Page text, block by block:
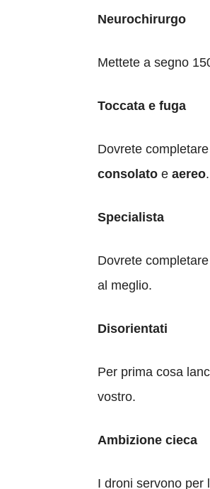
Neurochirurgo
Mettete a segno
Toccata e fuga
Dovrete
consolato e aereo.
Specialista
Dovrete
al meglio.
Disorientati
Per prima cosa
vostro.
Ambizione cieca
I droni servono per